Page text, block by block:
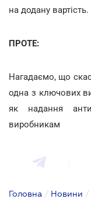
на додану вартість.
ПРОТЕ:
Нагадаємо, що
одна з ключових
як надання
виробникам
Головна / Новини /